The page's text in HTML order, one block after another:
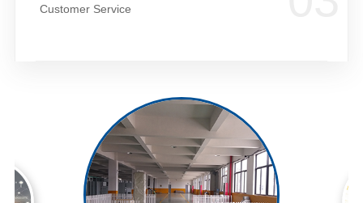
Customer Service